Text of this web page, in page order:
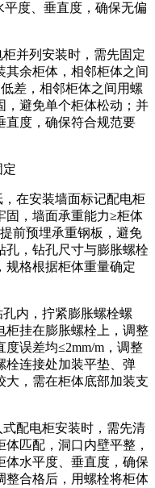
平度、垂直度，确保无偏
并列安装时，需先固定
其余柜体，相邻柜体之间
差，相邻柜体之间用螺
，避免单个柜体松动；并
直度，确保符合规范要
定
在安装墙面标记配电柜
固，墙面承重能力≥柜体
前预埋承重钢板，避免
孔，钻孔尺寸与膨胀螺栓
规格根据柜体重量确定
内，拧紧膨胀螺栓螺
柜挂在膨胀螺栓上，调整
误差均≤2mm/m，调整
栓连接处加装平垫、弹
大，需在柜体底部加装支
配电柜安装时，需先清
匹配，洞口内壁平整，
体水平度、垂直度，确保
整合格后，用螺栓将柜体